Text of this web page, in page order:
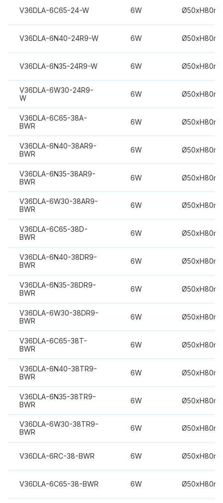
V36DLA-6C65-24-W 6W
V36DLA-6N40-24R9-W 6W
V36DLA-6N35-24R9-W 6W
V36DLA-6W30-24R9-
W
6W
V36DLA-6C65-38A-
BWR
6W
V36DLA-6N40-38AR9-
BWR
6W
V36DLA-6N35-38AR9-
BWR
6W
V36DLA-6W30-38AR9-
BWR
6W
V36DLA-6C65-38D-
BWR
6W
V36DLA-6N40-38DR9-
BWR
6W
V36DLA-6N35-38DR9-
BWR
6W
V36DLA-6W30-38DR9-
BWR
6W
V36DLA-6C65-38T-
BWR
6W
V36DLA-6N40-38TR9-
BWR
6W
V36DLA-6N35-38TR9-
BWR
6W
V36DLA-6W30-38TR9-
BWR
6W
V36DLA-6RC-38-BWR 6W
V36DLA-6C65-38-BWR 6W